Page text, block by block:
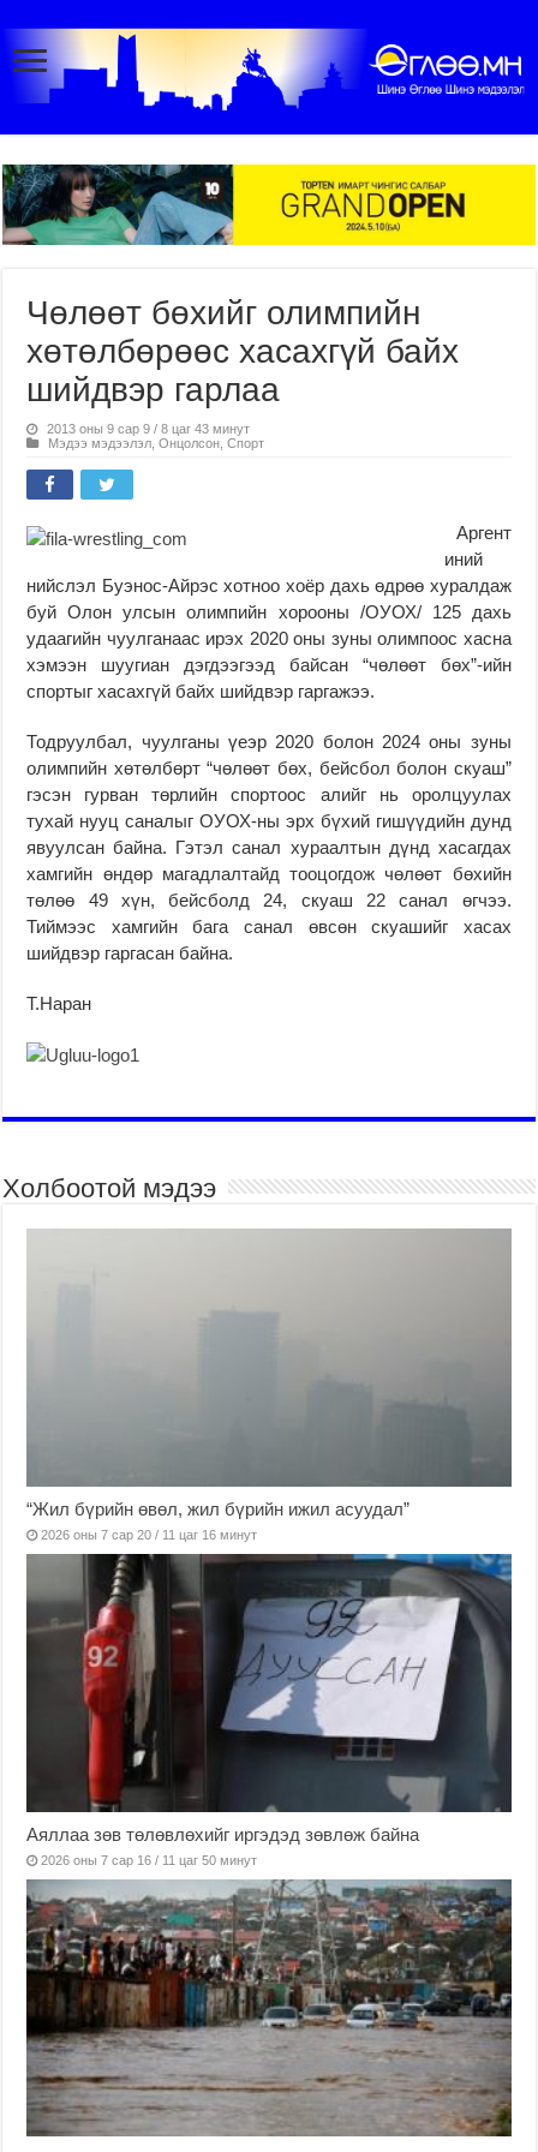
Чөлөөт бөхийг олимпийн
хөтөлбөрөөс хасахгүй байх
шийдвэр гарлаа
2013 оны 9 сар 9 / 8 цаг 43 минут
Мэдээ мэдээлэл ,Онцолсон ,Спорт
Аргент
иний
нийслэл Буэнос-Айрэс хотноо хоёр дахь өдрөө хуралдаж
буй Олон улсын олимпийн хорооны /ОУОХ/ 125 дахь
удаагийн чуулганаас ирэх 2020 оны зуны олимпоос хасна
хэмээн шуугиан дэгдээгээд байсан “чөлөөт бөх”-ийн
спортыг хасахгүй байх шийдвэр гаргажээ.
Тодруулбал, чуулганы үеэр 2020 болон 2024 оны зуны
олимпийн хөтөлбөрт “чөлөөт бөх, бейсбол болон скуаш”
гэсэн гурван төрлийн спортоос алийг нь оролцуулах
тухай нууц саналыг ОУОХ-ны эрх бүхий гишүүдийн дунд
явуулсан байна. Гэтэл санал хураалтын дүнд хасагдах
хамгийн өндөр магадлалтайд тооцогдож чөлөөт бөхийн
төлөө 49 хүн, бейсболд 24, скуаш 22 санал өгчээ.
Тиймээс хамгийн бага санал өвсөн скуашийг хасах
шийдвэр гаргасан байна.
Т.Наран
Холбоотой мэдээ
“Жил бүрийн өвөл, жил бүрийн ижил асуудал”
2026 оны 7 сар 20 / 11 цаг 16 минут
Аяллаа зөв төлөвлөхийг иргэдэд зөвлөж байна
2026 оны 7 сар 16 / 11 цаг 50 минут